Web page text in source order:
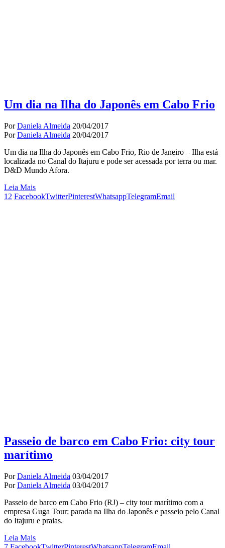
Um dia na Ilha do Japonês em Cabo Frio
PorDaniela Almeida 20/04/2017
PorDaniela Almeida 20/04/2017
Um dia na Ilha do Japonês em Cabo Frio, Rio de Janeiro – Ilha está
localizada no Canal do Itajuru e pode ser acessada por terra ou mar.
D&D Mundo Afora.
Leia Mais
12 FacebookTwitterPinterestWhatsappTelegramEmail
Passeio de barco em Cabo Frio: city tour
marítimo
PorDaniela Almeida 03/04/2017
PorDaniela Almeida 03/04/2017
Passeio de barco em Cabo Frio (RJ) – city tour marítimo com a
empresa Guga Tour: parada na Ilha do Japonês e passeio pelo Canal
do Itajuru e praias.
Leia Mais